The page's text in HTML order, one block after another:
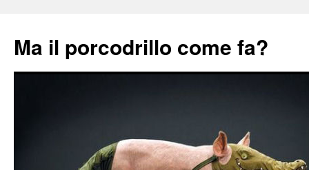
Ma il porcodrillo come fa?